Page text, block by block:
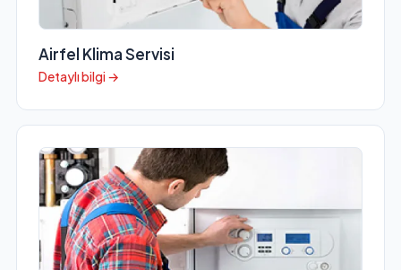
Airfel Klima Servisi
Detaylı bilgi →